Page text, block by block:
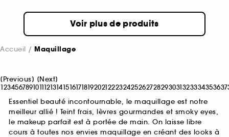
Voir plus de produits
Accueil Maquillage
[Previous] [Next]
12345678910111213141516171819202122232425262728293031323334353637
Essentiel beauté incontournable, le maquillage est notre
meilleur allié ! Teint frais, lèvres gourmandes et smoky eyes,
le makeup parfait est à portée de main. On laisse libre
cours à toutes nos envies maquillage en créant des looks à